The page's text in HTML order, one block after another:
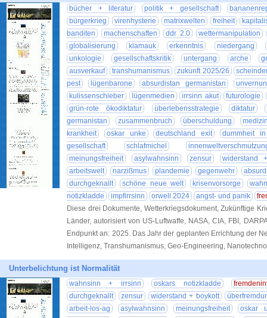
bücher + literatur politik + gesellschaft
bürgerkrieg
virenhysterie matrixwelten freiheit
banditen
machenschaften ddr 2.0
wettermanipulation
globalisierung
klamauk erkenntnis
niedergang
unkologie
gesellschaftskritik untergang arche
ausverkauf
transhumanismus zukunft 2025/26
pest
lügenbarone absurdistan germanistan
kulissenschieber
lügenmedien irrsinn akut
futurologie
grün-rote ökodiktatur
überlebensstrategie
diktatur
germanistan
zusammenbruch überschuldung
krankheit
oskar unke deutschland exit
dummheit
gesellschaft
schlafmichel
meinungsfreiheit
asylwahnsinn zensur
widerstand
arbeitswelt
narzißmus plandemie gegenwehr
durchgeknallt
schöne neue welt krisenvorsorge
notizkladde
impfirrsinn orwell 2024 angst- und panik
Diese drei Dokumente, Wetterkriegsdokument, Zukünftige
Länder, autorisiert von US-Luftwaffe, NASA, CIA, FBI,
Endpunkt an: 2025. Das Jahr der geplanten Errichtung der
Intelligenz, Transhumanismus, Geo-Engineering,
Unterbelichtung ist Normalität
wahnsinn + irrsinn oskars notizkladde
durchgeknallt
zensur widerstand + boykott
arbeit-los-ag
asylwahnsinn meinungsfreiheit
oskar